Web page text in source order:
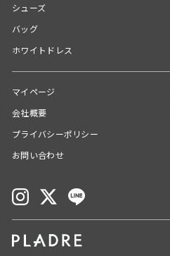
シューズ
バッグ
ホワイトドレス
マイページ
会社概要
プライバシーポリシー
お問い合わせ